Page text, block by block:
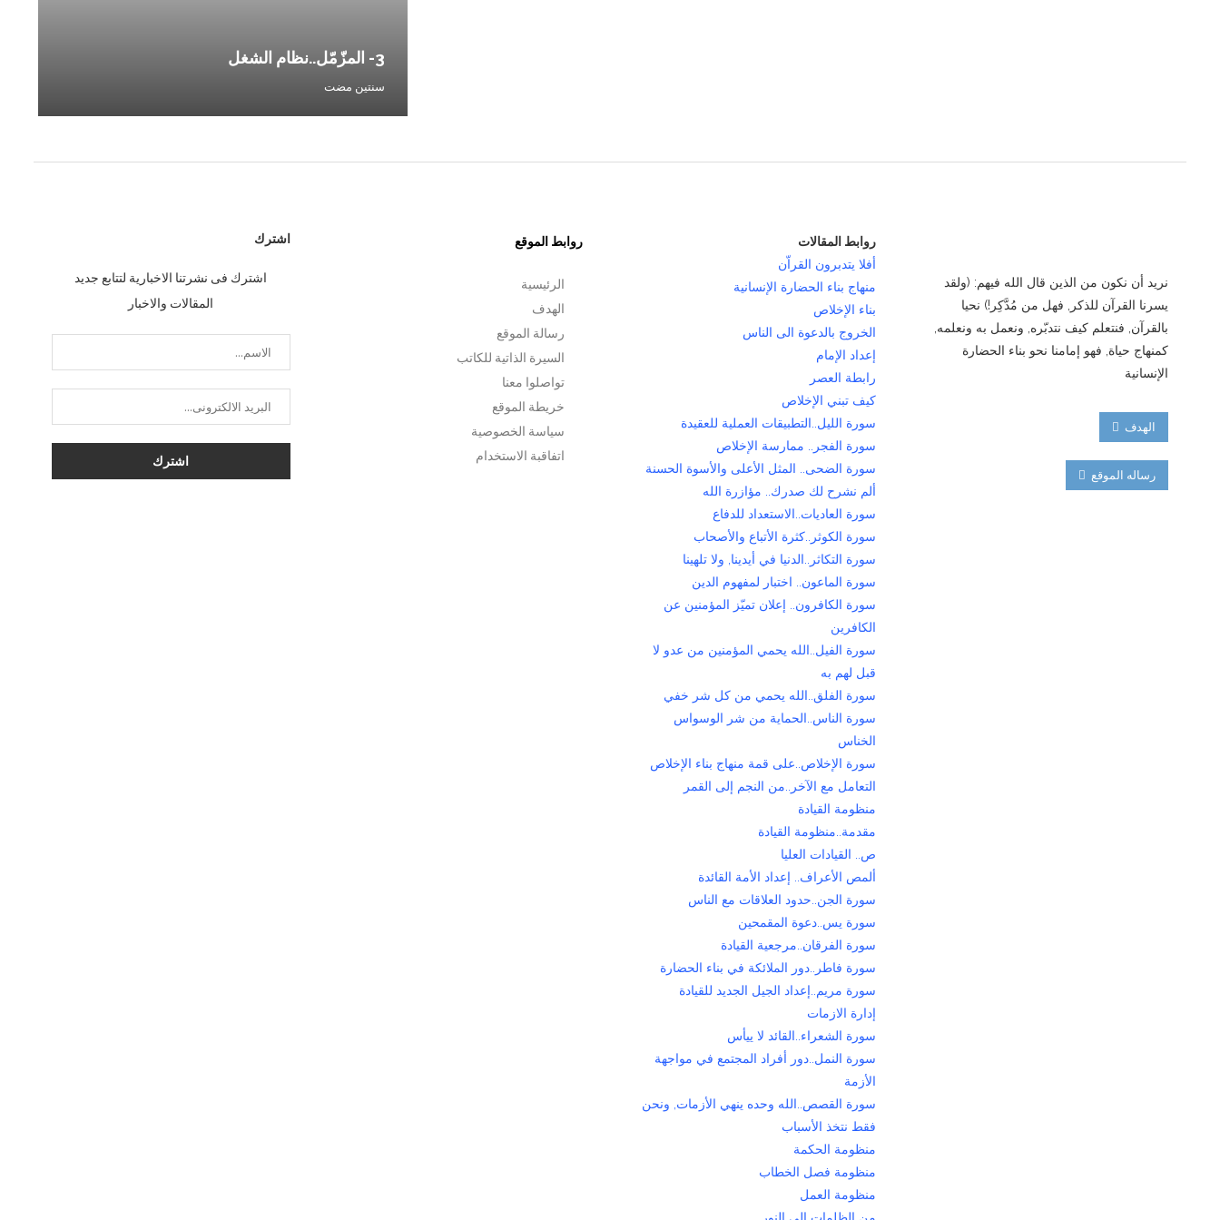
3- المزّمّل..نظام الشغل
سنتين مضت
نريد أن نكون من الذين قال الله فيهم: (ولقد
يسرنا القرآن للذكر, فهل من مُدَّكِر!) نحيا
بالقرآن, فنتعلم كيف نتدبّره, ونعمل به ونعلمه,
كمنهاج حياة, فهو إمامنا نحو بناء الحضارة
الإنسانية
الهدف
رساله الموقع
روابط المقالات
أفلا يتدبرون القراّن
منهاج بناء الحضارة الإنسانية
بناء الإخلاص
الخروج بالدعوة الى الناس
إعداد الإمام
رابطة العصر
كيف تبني الإخلاص
سورة الليل..التطبيقات العملية للعقيدة
سورة الفجر.. ممارسة الإخلاص
سورة الضحى.. المثل الأعلى والأسوة الحسنة
ألم نشرح لك صدرك.. مؤازرة الله
سورة العاديات..الاستعداد للدفاع
سورة الكوثر..كثرة الأتباع والأصحاب
سورة التكاثر..الدنيا في أيدينا, ولا تلهينا
سورة الماعون.. اختبار لمفهوم الدين
سورة الكافرون.. إعلان تميّز المؤمنين عن
الكافرين
سورة الفيل..الله يحمي المؤمنين من عدو لا
قبل لهم به
سورة الفلق..الله يحمي من كل شر خفي
سورة الناس..الحماية من شر الوسواس
الخناس
سورة الإخلاص..على قمة منهاج بناء الإخلاص
التعامل مع الآخر..من النجم إلى القمر
منظومة القيادة
مقدمة..منظومة القيادة
ص.. القيادات العليا
ألمص الأعراف.. إعداد الأمة القائدة
سورة الجن..حدود العلاقات مع الناس
سورة يس..دعوة المقمحين
سورة الفرقان..مرجعية القيادة
سورة فاطر..دور الملائكة في بناء الحضارة
سورة مريم..إعداد الجيل الجديد للقيادة
إدارة الازمات
سورة الشعراء..القائد لا ييأس
سورة النمل..دور أفراد المجتمع في مواجهة
الأزمة
سورة القصص..الله وحده ينهي الأزمات, ونحن
فقط نتخذ الأسباب
منظومة الحكمة
منظومة فصل الخطاب
منظومة العمل
روابط الموقع
الرئيسية
الهدف
رسالة الموقع
السيرة الذاتية للكاتب
تواصلوا معنا
خريطة الموقع
سياسة الخصوصية
اتفاقبة الاستخدام
اشترك
اشترك فى نشرتنا الاخبارية لتتابع جديد
المقالات والاخبار